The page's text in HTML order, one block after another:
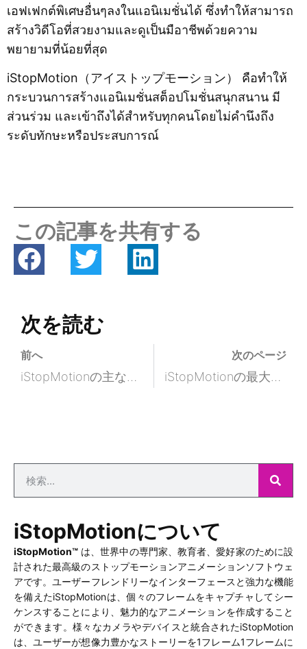
เอฟเฟกต์พิเศษอื่นๆลงในแอนิเมชั่นได้ ซึ่งทำให้สามารถ
สร้างวิดีโอที่สวยงามและดูเป็นมือาชีพด้วยความ
พยายามที่น้อยที่สุด
iStopMotion（アイストップモーション） คือทำให้
กระบวนการสร้างแอนิเมชั่นสต็อปโมชั่นสนุกสนาน มี
ส่วนร่วม และเข้าถึงได้สำหรับทุกคนโดยไม่คำนึงถึง
ระดับทักษะหรือประสบการณ์
この記事を共有する
次を読む
前へ
iStopMotionの主な利点は何ですか？
次のページ
iStopMotionの最大の利点は何ですか？
iStopMotionについて
iStopMotion™ は、世界中の専門家、教育者、愛好家のために設
計された最高級のストップモーションアニメーションソフトウェ
アです。ユーザーフレンドリーなインターフェースと強力な機能
を備えたiStopMotionは、個々のフレームをキャプチャしてシー
ケンスすることにより、魅力的なアニメーションを作成すること
ができます。様々なカメラやデバイスと統合されたiStopMotion
は、ユーザーが想像力豊かなストーリーを1フレーム1フレームに